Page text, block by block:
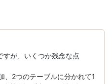
すが、いくつか残念な点
、2つのテーブルに分かれて1